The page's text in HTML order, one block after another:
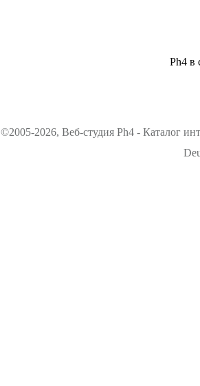
Ph4 в
©2005-2026, Веб-студия Ph4 - Каталог